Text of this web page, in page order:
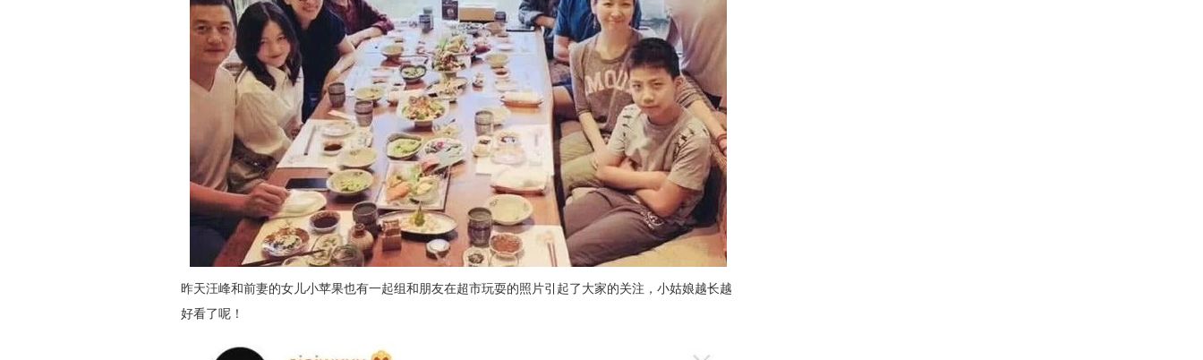
昨天汪峰和前妻的女儿小苹果也有一起组和朋友在超市玩耍的照片引起了大家的关注，小姑娘越长越
好看了呢！